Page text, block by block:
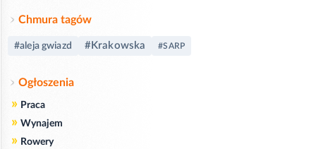
Chmura tagów
#aleja gwiazd #Krakowska #SARP
Ogłoszenia
» Praca
» Wynajem
» Rowery